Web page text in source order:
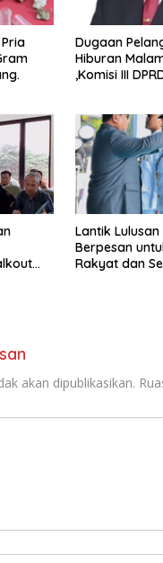
Dugaan
Hiburan
,Komisi III
Lantik Lulusan
Berpesan
Rakyat dan
akan dipublikasikan.